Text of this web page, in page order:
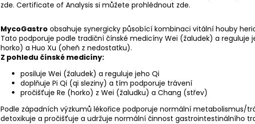
zde. Certificate of Analysis si můžete prohlédnout zde.
MycoGastro obsahuje synergicky působící kombinaci vitální houby
Tato podporuje podle tradiční čínské medicíny Wei (žaludek) a reguluje
horko) a Huo Xu (oheň z nedostatku).
Z pohledu čínské medicíny:
posiluje Wei (žaludek) a reguluje jeho Qi
doplňuje Pi Qi (qi sleziny) a tím podporuje trávení
pročišťuje Re (horko) z Wei (žaludku) a Chang (střev)
Podle západních výzkumů lékořice podporuje normální metabolismus/
detoxikuje a pročišťuje a udržuje normální činnost gastrointestinálního